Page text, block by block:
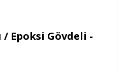
Epoksi Gövdeli -